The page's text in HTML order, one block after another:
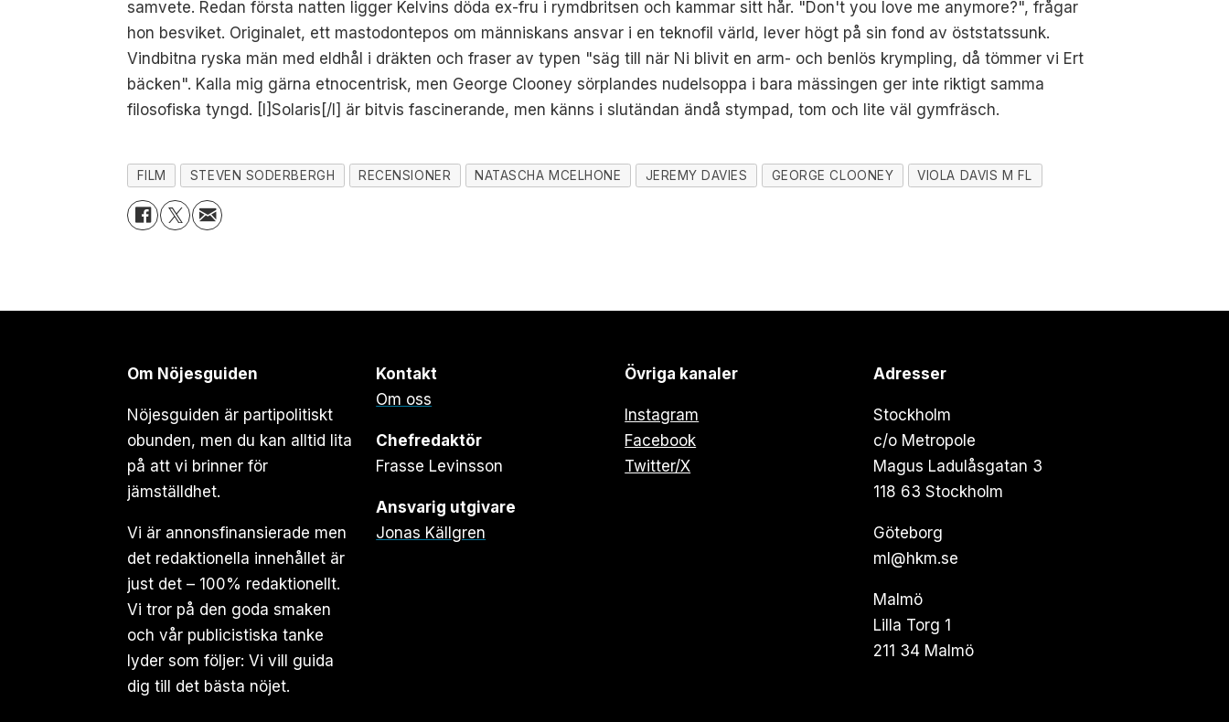
samvete. Redan första natten ligger Kelvins döda ex-fru i rymdbritsen och kammar sitt hår. "Don't you love me anymore?", frågar
hon besviket. Originalet, ett mastodontepos om människans ansvar i en teknofil värld, lever högt på sin fond av öststatssunk.
Vindbitna ryska män med eldhål i dräkten och fraser av typen "säg till när Ni blivit en arm- och benlös krympling, då tömmer vi Ert
bäcken". Kalla mig gärna etnocentrisk, men George Clooney sörplandes nudelsoppa i bara mässingen ger inte riktigt samma
filosofiska tyngd. [I]Solaris[/I] är bitvis fascinerande, men känns i slutändan ändå stympad, tom och lite väl gymfräsch.
FILM STEVEN SODERBERGH RECENSIONER NATASCHA MCELHONE JEREMY DAVIES GEORGE CLOONEY VIOLA DAVIS M FL
Om Nöjesguiden
Nöjesguiden är partipolitiskt
obunden, men du kan alltid lita
på att vi brinner för
jämställdhet.
Vi är annonsfinansierade men
det redaktionella innehållet är
just det – 100% redaktionellt.
Vi tror på den goda smaken
och vår publicistiska tanke
lyder som följer: Vi vill guida
dig till det bästa nöjet.
Kontakt
Om oss
Chefredaktör
Frasse Levinsson
Ansvarig utgivare
Jonas Källgren
Övriga kanaler
Instagram
Facebook
Twitter/X
Adresser
Stockholm
c/o Metropole
Magus Ladulåsgatan 3
118 63 Stockholm
Göteborg
ml@hkm.se
Malmö
Lilla Torg 1
211 34 Malmö